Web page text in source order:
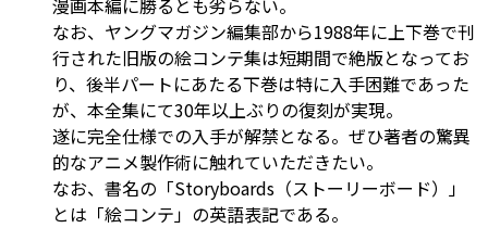
なお、ヤングマガジン編集部から1988年に上下巻で刊
行された旧版の絵コンテ集は短期間で絶版となってお
り、後半パートにあたる下巻は特に入手困難であった
が、本全集にて30年以上ぶりの復刻が実現。
遂に完全仕様での入手が解禁となる。ぜひ著者の驚異
的なアニメ製作術に触れていただきたい。
なお、書名の「Storyboards（ストーリーボード）」
とは「絵コンテ」の英語表記である。